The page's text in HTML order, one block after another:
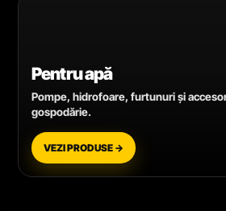
Pentru apă
Pompe, hidrofoare, furtunuri și
gospodărie.
VEZI PRODUSE →